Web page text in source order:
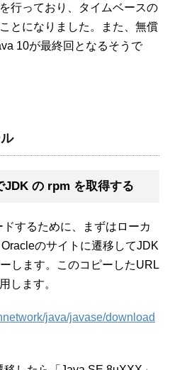
行っており、タイムベースの
とになりました。また、無償
10が最終回となるそうで
の rpm を取得する
するために、まずはローカ
のサイトに遷移してJDK
します。このコピーしたURL
します。
java/javase/download